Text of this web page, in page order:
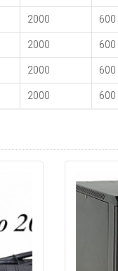
2000 600
2000 600
2000 600
2000 600